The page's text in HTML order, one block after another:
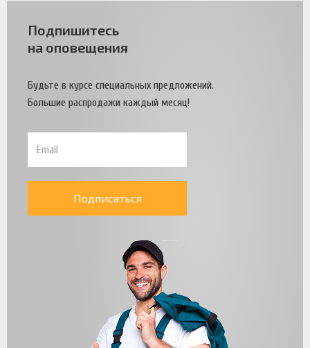
Подпишитесь
на оповещения
Будьте в курсе специальных предложений.
Большие распродажи каждый месяц!
Подписаться